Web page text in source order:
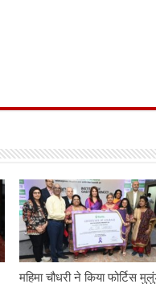
महिमा चौधरी ने किया फोर्टिस